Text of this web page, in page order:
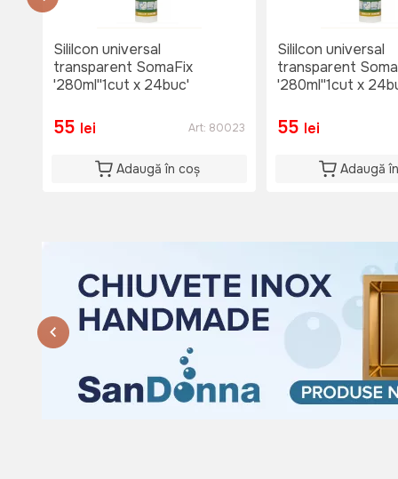
Lu-Vi: 08:00-18:00
Si: 08:00 - 15:00
Sililcon universal
transparent SomaFix
'280ml''1cut x 24buc'
55 lei Art: 80023
Adaugă în coș
Sililcon universal
transparent
'280ml''1cut x
55 lei
Adaugă